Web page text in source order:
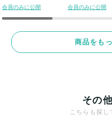
の子・子供...
会員のみに公開
子供服★色々★
古...
会員のみに公開
商品をも
その
こちらも探し